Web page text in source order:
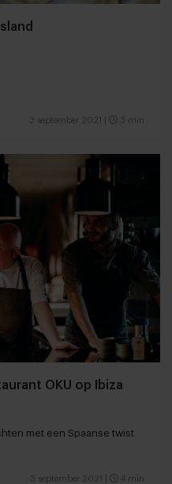
3 september 2021 3 min
OKU op Ibiza
met een Spaanse twist
3 september 2021 4 min